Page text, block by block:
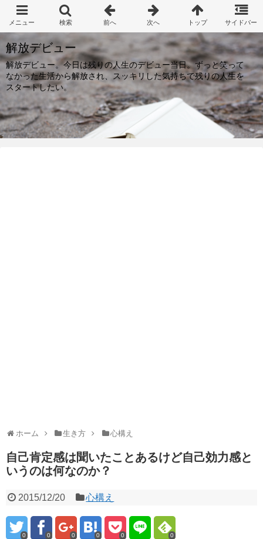
解放デビュー
解放デビュー。今日は残りの人生のデビュー当日。ずっと笑って
なかった生活から解放され、スッキリした気持ちで残りの人生を
スタートしたい。
ホーム 生き方 心構え
自己肯定感は聞いたことあるけど自己効力感と
いうのは何なのか？
2015/12/20 心構え
0 0 0 0 0 0